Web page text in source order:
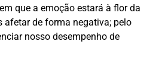
que a emoção estará à flor da
afetar de forma negativa; pelo
nosso desempenho de